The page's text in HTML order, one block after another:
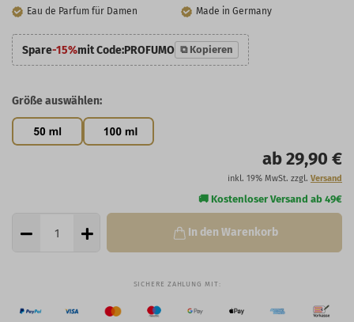
Eau de Parfum für Damen
Made in Germany
Spare-15%mit Code:PROFUMO ⧉ Kopieren
Größe auswählen:
ab 29,90 €
inkl. 19% MwSt. zzgl. Versand
In den Warenkorb